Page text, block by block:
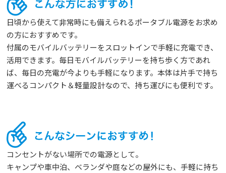
日頃から使えて非常時にも備えられるポータブル電源をお求め
の方におすすめです。
付属のモバイルバッテリーをスロットインで手軽に充電でき、
活用できます。毎日モバイルバッテリーを持ち歩く方であれ
ば、毎日の充電が今よりも手軽になります。本体は片手で持ち
運べるコンパクト＆軽量設計なので、持ち運びにも便利です。
コンセントがない場所での電源として。
キャンプや車中泊、ベランダや庭などの屋外にも、手軽に持ち